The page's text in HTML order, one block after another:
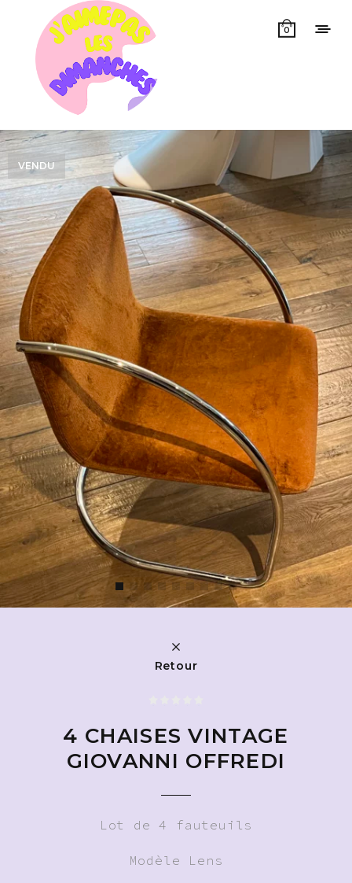
0
VENDU
Retour
4 CHAISES VINTAGE
GIOVANNI OFFREDI
Lot de 4 fauteuils
Modèle Lens